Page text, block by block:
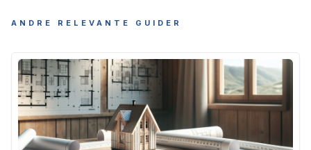
ANDRE RELEVANTE GUIDER